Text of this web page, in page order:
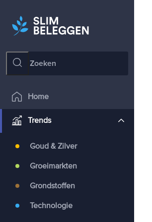
Home
Trends
Goud & Zilver
Groeimarkten
Grondstoffen
Technologie